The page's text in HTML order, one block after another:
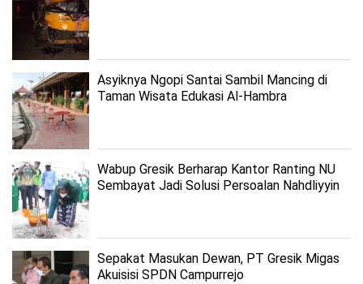
Asyiknya Ngopi Santai Sambil Mancing di
Taman Wisata Edukasi Al-Hambra
Wabup Gresik Berharap Kantor Ranting NU
Sembayat Jadi Solusi Persoalan Nahdliyyin
Sepakat Masukan Dewan, PT Gresik Migas
Akuisisi SPDN Campurrejo